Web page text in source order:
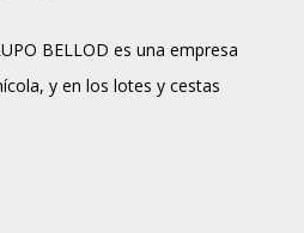
BELLOD es una empresa
y en los lotes y cestas